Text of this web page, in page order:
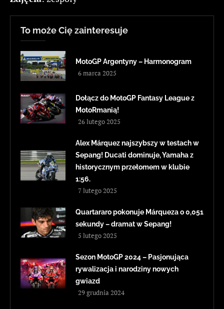
To może Cię zainteresuje
MotoGP Argentyny – Harmonogram
6 marca 2025
Dołącz do MotoGP Fantasy League z
MotoRmanią!
26 lutego 2025
Alex Márquez najszybszy w testach w
Sepang! Ducati dominuje, Yamaha z
historycznym przełomem w klubie
1:56.
7 lutego 2025
Quartararo pokonuje Márqueza o 0,051
sekundy – dramat w Sepang!
5 lutego 2025
Sezon MotoGP 2024 – Pasjonująca
rywalizacja i narodziny nowych
gwiazd
29 grudnia 2024